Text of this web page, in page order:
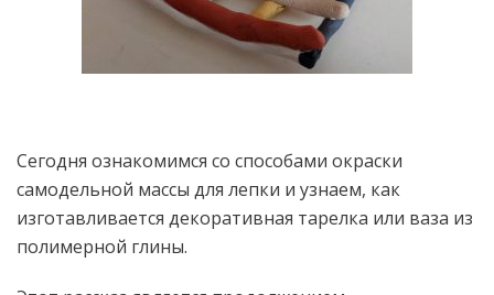
Сегодня ознакомимся со способами окраски
самодельной массы для лепки и узнаем, как
изготавливается декоративная тарелка или ваза из
полимерной глины.